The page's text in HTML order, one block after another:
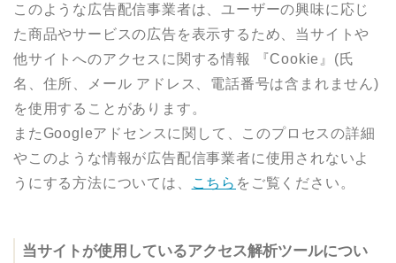
このような広告配信事業者は、ユーザーの興味に応じ
た商品やサービスの広告を表示するため、当サイトや
他サイトへのアクセスに関する情報 『Cookie』(氏
名、住所、メール アドレス、電話番号は含まれません)
を使用することがあります。
またGoogleアドセンスに関して、このプロセスの詳細
やこのような情報が広告配信事業者に使用されないよ
うにする方法については、
こちら をご覧ください。
当サイトが使用しているアクセス解析ツールについ